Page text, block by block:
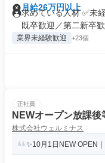
月給26万円以上
求めている人材 ✅未
既卒歓迎／第二新卒歓
業界未経験歓迎 +23個
正社員
NEWオープン放課
株式会社ウェルミナス
✨10月1日NEW OPEN